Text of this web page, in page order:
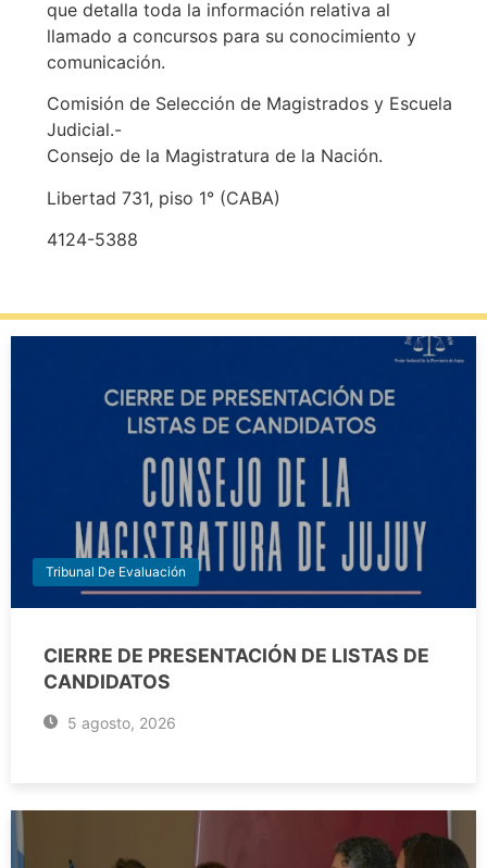
que detalla toda la información relativa al
llamado a concursos para su conocimiento y
comunicación.
Comisión de Selección de Magistrados y Escuela
Judicial.-
Consejo de la Magistratura de la Nación.
Libertad 731, piso 1° (CABA)
4124-5388
Tribunal De Evaluación
CIERRE DE PRESENTACIÓN DE LISTAS DE
CANDIDATOS
5 agosto, 2026